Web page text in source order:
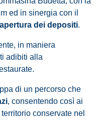
ed in sinergia con il
dei depositi.
in maniera
adibiti alla
di un percorso che
, consentendo così ai
conservate nel